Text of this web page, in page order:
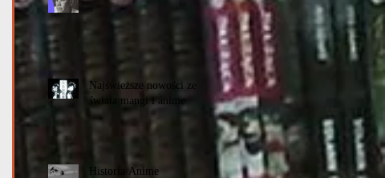
Najświeższe nowości ze
świata mangi i anime
Historia Anime